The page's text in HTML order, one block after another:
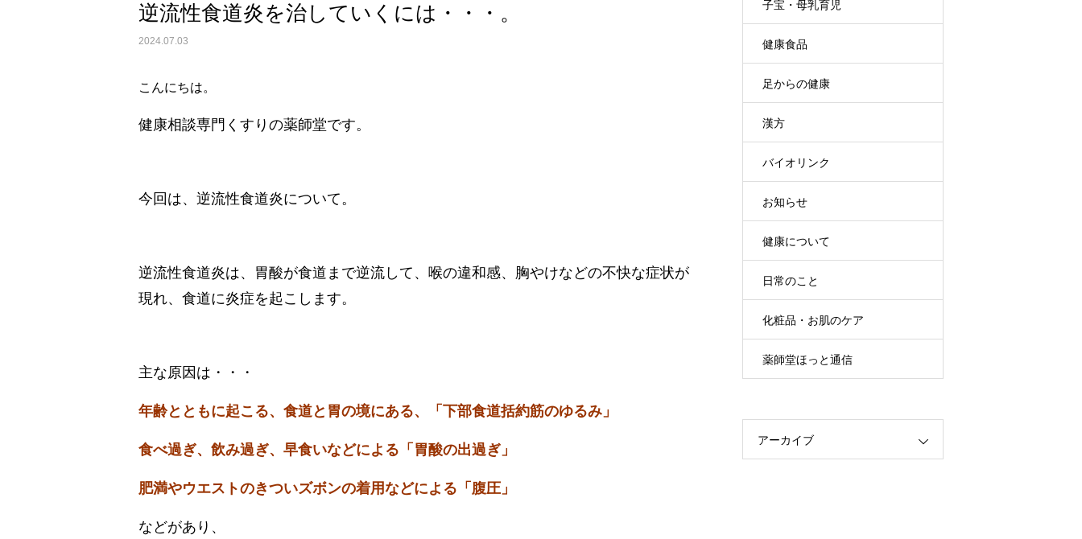
逆流性食道炎を治していくには・・・。
2024.07.03
こんにちは。
健康相談専門くすりの薬師堂です。
今回は、逆流性食道炎について。
逆流性食道炎は、胃酸が食道まで逆流して、喉の違和感、胸やけなどの不快な症状が
現れ、食道に炎症を起こします。
主な原因は・・・
年齢とともに起こる、食道と胃の境にある、「下部食道括約筋のゆるみ」
食べ過ぎ、飲み過ぎ、早食いなどによる「胃酸の出過ぎ」
肥満やウエストのきついズボンの着用などによる「腹圧」
などがあり、
子宝・母乳育児
健康食品
足からの健康
漢方
バイオリンク
お知らせ
健康について
日常のこと
化粧品・お肌のケア
薬師堂ほっと通信
アーカイブ